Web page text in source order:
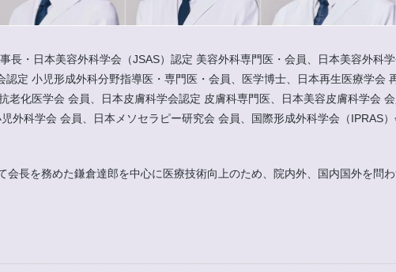
長・日本美容外科学会（JSAS）認定 美容外科専門医・会員、日本美容外科
定 小児形成外科分野指導医・専門医・会員、医学博士、日本再生医療学会
老化医学会 会員、日本皮膚科学会認定 皮膚科専門医、日本美容皮膚科学会
外科学会 会員、日本メソセラピー研究会 会員、国際形成外科学会（IPRAS
会長を務めた鎌倉達郎を中心に医療技術向上のため、院内外、国内国外を問